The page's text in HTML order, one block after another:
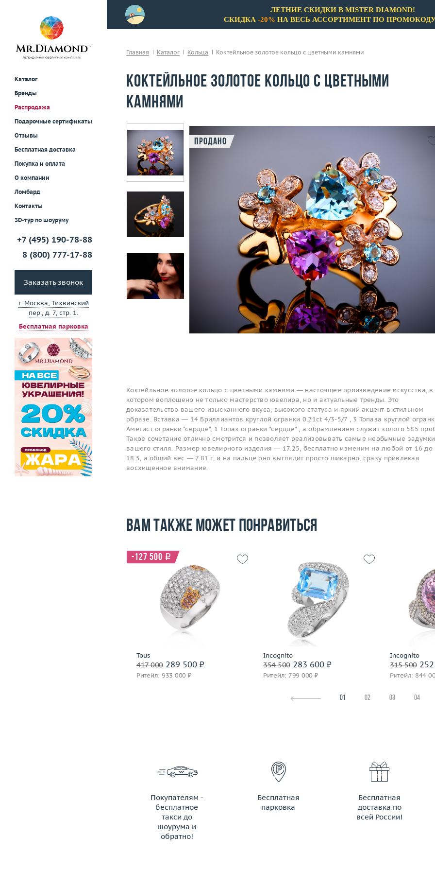
Каталог
Бренды
Распродажа
Подарочные сертификаты
Отзывы
Бесплатная доставка
Покупка и оплата
О компании
Ломбард
Контакты
3D-тур по шоуруму
+7 (495) 190-78-88
8 (800) 777-17-88
Заказать звонок
г. Москва, Тихвинский
пер., д. 7, стр. 1.
Бесплатная парковка
примерки!
ЛЕТНИЕ СКИДКИ В MISTER DIAMOND!
СКИДКА -20% НА ВЕСЬ АССОРТИМЕНТ ПО
Главная Каталог Кольца Коктейльное золотое кольцо с цветными камнями
Коктейльное золотое кольцо с цветными
камнями
Продано
Коктейльное золотое кольцо с цветными камнями — настоящее произведение искусства, в
котором воплощено не только мастерство ювелира, но и актуальные тренды. Это
доказательство вашего изысканного вкуса, высокого статуса и яркий акцент в стильном
образе. Вставка — 14 Бриллиантов круглой огранки 0.21ct 4/3-5/7 , 3 Топаза круглой
Аметист огранки "сердце", 1 Топаз огранки "сердце" , а обрамлением служит золото 585
Такое сочетание отлично смотрится и позволяет реализовывать самые необычные задумки
вашего стиля. Размер ювелирного изделия — 17.25, бесплатно изменим на любой от 16 до
18.5, а общий вес — 7.81 г, и на пальце оно выглядит просто шикарно, сразу привлекая
восхищенное внимание.
Вам также может понравиться
Tous
417 000289 500 ₽
Ритейл: 933 000 ₽
-127 500 i
Размер
Материал
золото 750 пробы
Подробнее
Incognito
354 500283 600 ₽
Ритейл: 799 000 ₽
18.75
Материал
золото 750 пробы
Подробнее
Incognito
315 500252
Ритейл: 844
Материал
01 02 03 04
Покупателям -
бесплатное
такси до
шоурума и
обратно!
ЗАКАЗАТЬ ТАКСИ
Бесплатная
парковка
Бесплатная
доставка по
всей России!